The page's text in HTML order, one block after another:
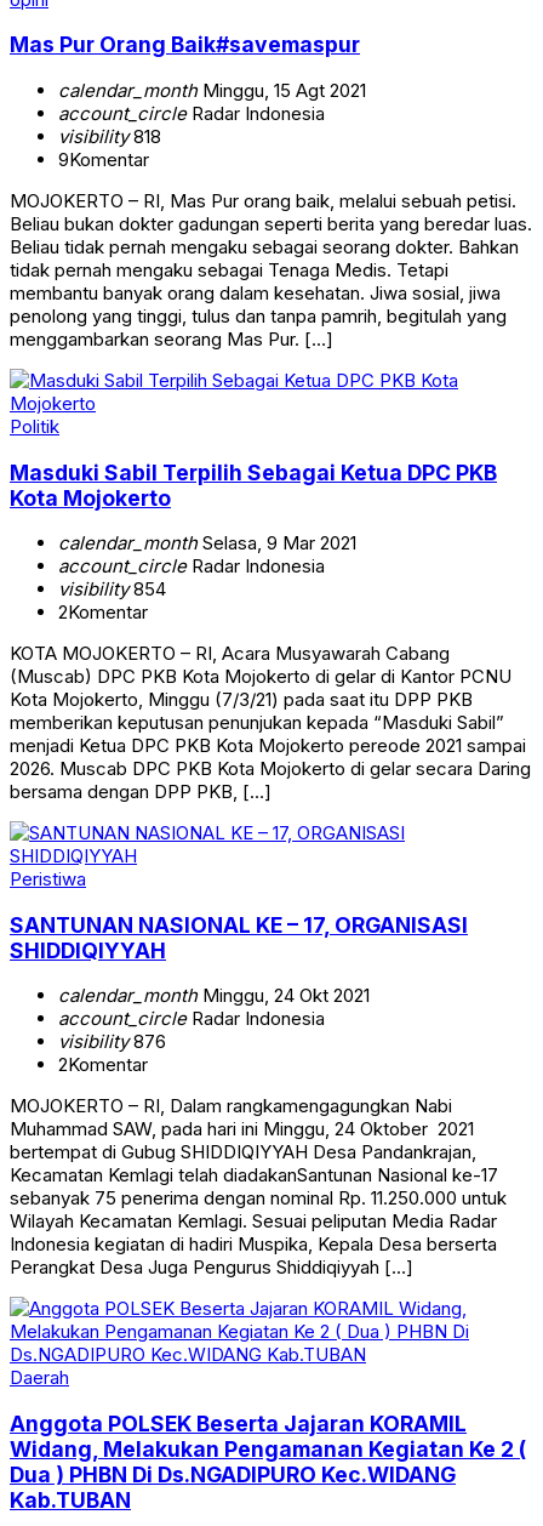
Mas Pur Orang Baik#savemaspur
calendar_monthMinggu, 15 Agt 2021
account_circleRadar Indonesia
visibility818
9Komentar
MOJOKERTO – RI, Mas Pur orang baik, melalui sebuah petisi.
Beliau bukan dokter gadungan seperti berita yang beredar luas.
Beliau tidak pernah mengaku sebagai seorang dokter. Bahkan
tidak pernah mengaku sebagai Tenaga Medis. Tetapi
membantu banyak orang dalam kesehatan. Jiwa sosial, jiwa
penolong yang tinggi, tulus dan tanpa pamrih, begitulah yang
menggambarkan seorang Mas Pur. […]
Politik
Masduki Sabil Terpilih Sebagai Ketua DPC PKB
Kota Mojokerto
calendar_monthSelasa, 9 Mar 2021
account_circleRadar Indonesia
visibility854
2Komentar
KOTA MOJOKERTO – RI, Acara Musyawarah Cabang
(Muscab) DPC PKB Kota Mojokerto di gelar di Kantor PCNU
Kota Mojokerto, Minggu (7/3/21) pada saat itu DPP PKB
memberikan keputusan penunjukan kepada “Masduki Sabil”
menjadi Ketua DPC PKB Kota Mojokerto pereode 2021 sampai
2026. Muscab DPC PKB Kota Mojokerto di gelar secara Daring
bersama dengan DPP PKB, […]
Peristiwa
SANTUNAN NASIONAL KE – 17, ORGANISASI
SHIDDIQIYYAH
calendar_monthMinggu, 24 Okt 2021
account_circleRadar Indonesia
visibility876
2Komentar
MOJOKERTO – RI, Dalam rangkamengagungkan Nabi
Muhammad SAW, pada hari ini Minggu, 24 Oktober 2021
bertempat di Gubug SHIDDIQIYYAH Desa Pandankrajan,
Kecamatan Kemlagi telah diadakanSantunan Nasional ke-17
sebanyak 75 penerima dengan nominal Rp. 11.250.000 untuk
Wilayah Kecamatan Kemlagi. Sesuai peliputan Media Radar
Indonesia kegiatan di hadiri Muspika, Kepala Desa berserta
Perangkat Desa Juga Pengurus Shiddiqiyyah […]
Daerah
Anggota POLSEK Beserta Jajaran KORAMIL
Widang, Melakukan Pengamanan Kegiatan Ke 2 (
Dua ) PHBN Di Ds.NGADIPURO Kec.WIDANG
Kab.TUBAN